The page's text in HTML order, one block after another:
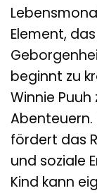
Element,
beginnt zu
Winnie
Abenteuern.
fördert das
und soziale
Kind kann